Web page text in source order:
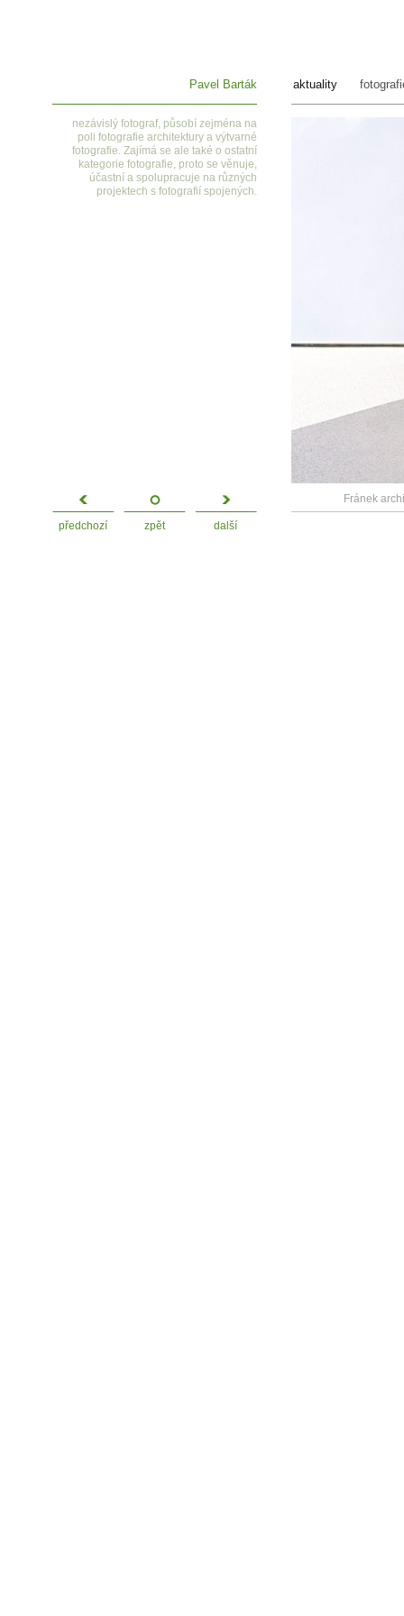
Pavel Barták
nezávislý fotograf, působí zejména na
poli fotografie architektury a výtvarné
fotografie. Zajímá se ale také o ostatní
kategorie fotografie, proto se věnuje,
účastní a spolupracuje na různých
projektech s fotografií spojených.
Fránek
předchozí zpět další
aktuality